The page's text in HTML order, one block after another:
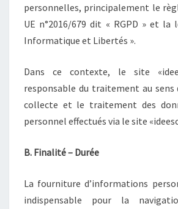
personnelles, principalement le
UE n°2016/679 dit « RGPD » et la
Informatique et Libertés ».
Dans ce contexte, le site
responsable du traitement au sens
collecte et le traitement des
personnel effectués via le site
B. Finalité – Durée
La fourniture d’informations
indispensable pour la